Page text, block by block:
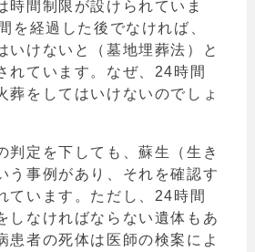
時間制限が設けられていま
を経過した後でなければ、
いけないと（墓地埋葬法）と
れています。なぜ、24時間
葬をしてはいけないのでしょ
判定を下しても、蘇生（生き
う事例があり、それを確認す
ています。ただし、24時間
しなければならない遺体もあ
患者の死体は医師の検案によ